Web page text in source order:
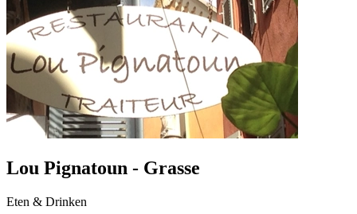
Lou Pignatoun - Grasse
Eten & Drinken